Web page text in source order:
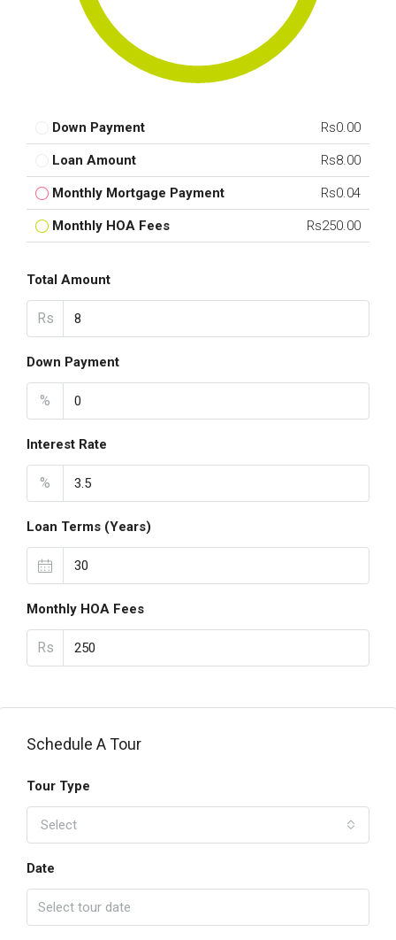
Down Payment Rs0.00
Loan Amount Rs8.00
Monthly Mortgage Payment Rs0.04
Monthly HOA Fees Rs250.00
Total Amount
Rs
Down Payment
%
Interest Rate
%
Loan Terms (Years)
Monthly HOA Fees
Rs
Schedule A Tour
Tour Type
Select
Date